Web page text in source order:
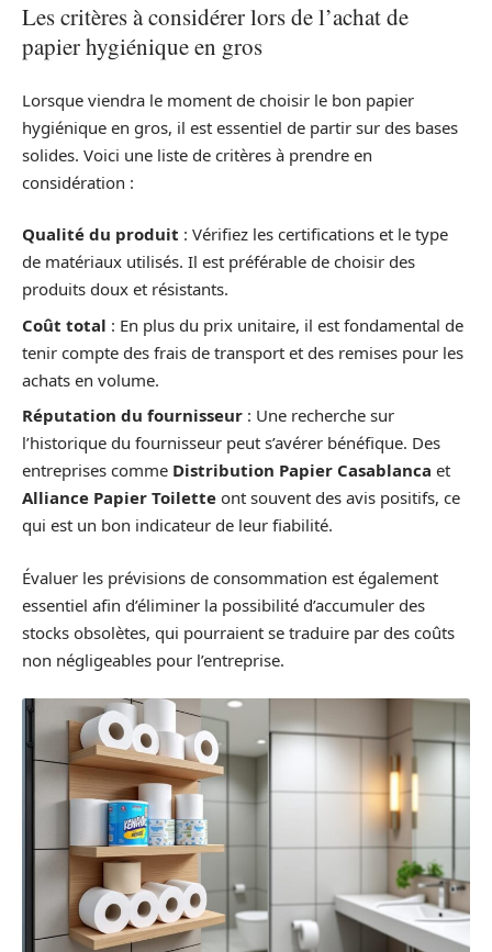
Les critères à considérer lors de l’achat de
papier hygiénique en gros
Lorsque viendra le moment de choisir le bon papier
hygiénique en gros, il est essentiel de partir sur des bases
solides. Voici une liste de critères à prendre en
considération :
Qualité du produit : Vérifiez les certifications et le type
de matériaux utilisés. Il est préférable de choisir des
produits doux et résistants.
Coût total : En plus du prix unitaire, il est fondamental de
tenir compte des frais de transport et des remises pour les
achats en volume.
Réputation du fournisseur : Une recherche sur
l’historique du fournisseur peut s’avérer bénéfique. Des
entreprises comme Distribution Papier Casablanca et
Alliance Papier Toilette ont souvent des avis positifs, ce
qui est un bon indicateur de leur fiabilité.
Évaluer les prévisions de consommation est également
essentiel afin d’éliminer la possibilité d’accumuler des
stocks obsolètes, qui pourraient se traduire par des coûts
non négligeables pour l’entreprise.